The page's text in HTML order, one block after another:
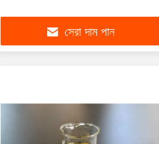
সেরা দাম পান